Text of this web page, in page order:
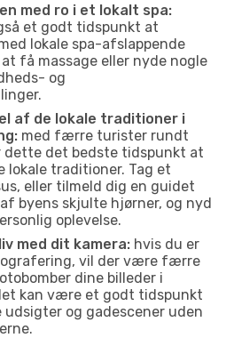
med ro i et lokalt spa:
et godt tidspunkt at
lokale spa-afslappende
få massage eller nyde nogle
og
af de lokale traditioner i
med færre turister rundt
dette det bedste tidspunkt at
lokale traditioner. Tag et
eller tilmeld dig en guidet
byens skjulte hjørner, og nyd
oplevelse.
med dit kamera: hvis du er
vil der være færre
dine billeder i
kan være et godt tidspunkt
udsigter og gadescener uden